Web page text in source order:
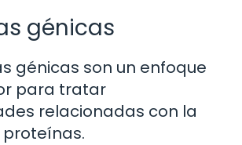
génicas
génicas son un enfoque
para tratar
relacionadas con la